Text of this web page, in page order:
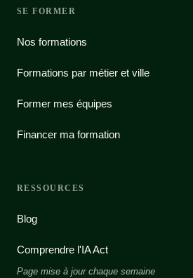
SE FORMER
Nos formations
Formations par métier et ville
Former mes équipes
Financer ma formation
RESSOURCES
Blog
Comprendre l'IA Act
Page mise à jour chaque semaine